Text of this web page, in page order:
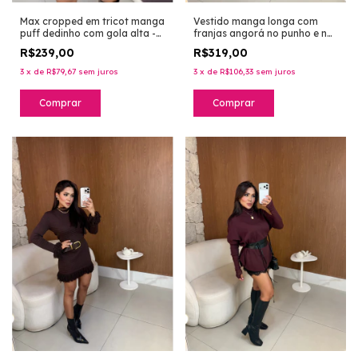
Max cropped em tricot manga
puff dedinho com gola alta -
R$239,00
3 x de R$79,67 sem juros
Comprar
Vestido manga longa com
franjas angorá no punho e na
dark berry
R$319,00
3 x de R$106,33 sem juros
Comprar